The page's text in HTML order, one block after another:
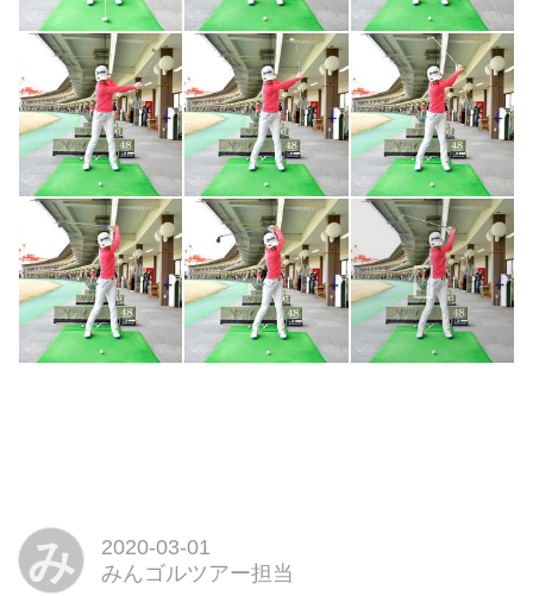
み
2020-03-01
みんゴルツアー担当